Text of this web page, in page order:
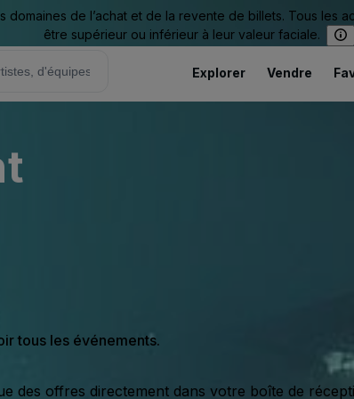
de l’achat et de la revente de billets. Tous les
être supérieur ou inférieur à leur valeur faciale.
Explorer Vendre
tous les événements.
des offres directement dans votre boîte de